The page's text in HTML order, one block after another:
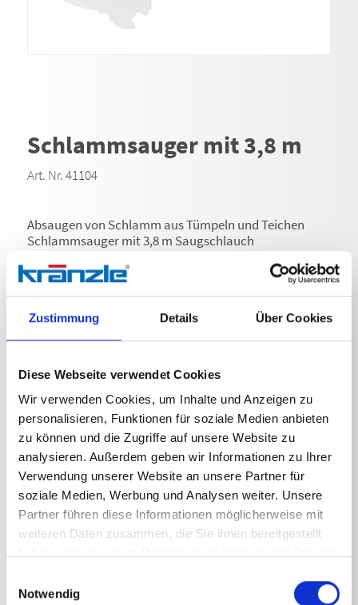
Zustimmung Details Über Cookies
Diese Webseite verwendet Cookies
Wir verwenden Cookies, um Inhalte und Anzeigen zu
personalisieren, Funktionen für soziale Medien anbieten
zu können und die Zugriffe auf unsere Website zu
analysieren. Außerdem geben wir Informationen zu Ihrer
Verwendung unserer Website an unsere Partner für
soziale Medien, Werbung und Analysen weiter. Unsere
Partner führen diese Informationen möglicherweise mit
weiteren Daten zusammen, die Sie ihnen bereitgestellt
Notwendig
Schlammsauger mit 3,8 m
Art. Nr. 41104
Absaugen von Schlamm aus Tümpeln und Teichen
Schlammsauger mit 3,8 m Saugschlauch
TECHNISCHE ANGABEN
Gewicht
Schlammsauger mit 3,8 m
1,537kg